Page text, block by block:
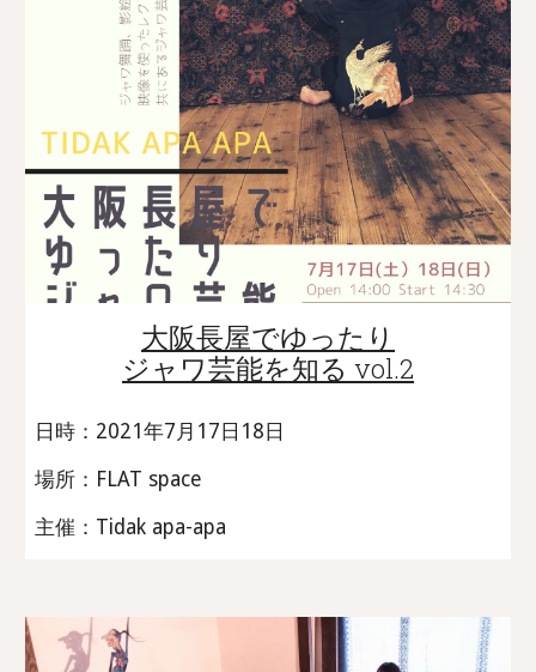
大阪長屋でゆったり
ジャワ芸能を知る vol.2
日時：2021年7月17日18日
場所：FLAT space
主催：Tidak apa-apa